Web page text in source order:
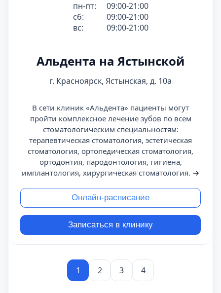
пн-пт:
09:00-21:00
сб:
09:00-21:00
вс:
09:00-21:00
Альдента на Ястынской
г. Красноярск, Ястынская, д. 10а
В сети клиник «Альдента» пациенты могут
пройти комплексное лечение зубов по всем
стоматологическим специальностям:
терапевтическая стоматология, эстетическая
стоматология, ортопедическая стоматология,
ортодонтия, пародонтология, гигиена,
имплантология, хирургическая стоматология. →
Онлайн-расписание
Записаться в клинику
1 2 3 4